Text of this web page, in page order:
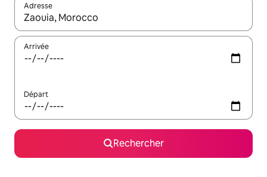
Adresse
Lorsque les résultats s'affichent, utilisez les flèches vers le
Arrivée
Départ
Rechercher